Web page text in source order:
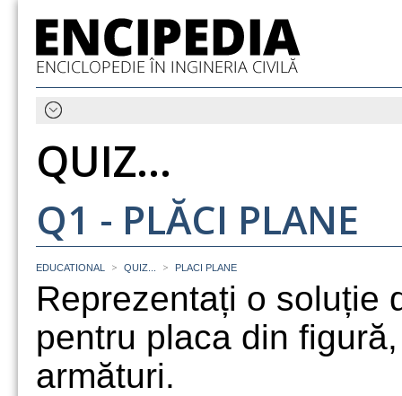
QUIZ...
Q1 - PLĂCI PLANE
EDUCATIONAL > QUIZ... > PLACI PLANE
Reprezentați o soluție
pentru placa din
armături.